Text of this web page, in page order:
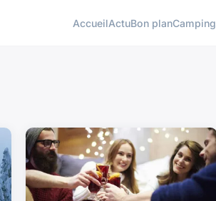
AccueilActuBon planCamping